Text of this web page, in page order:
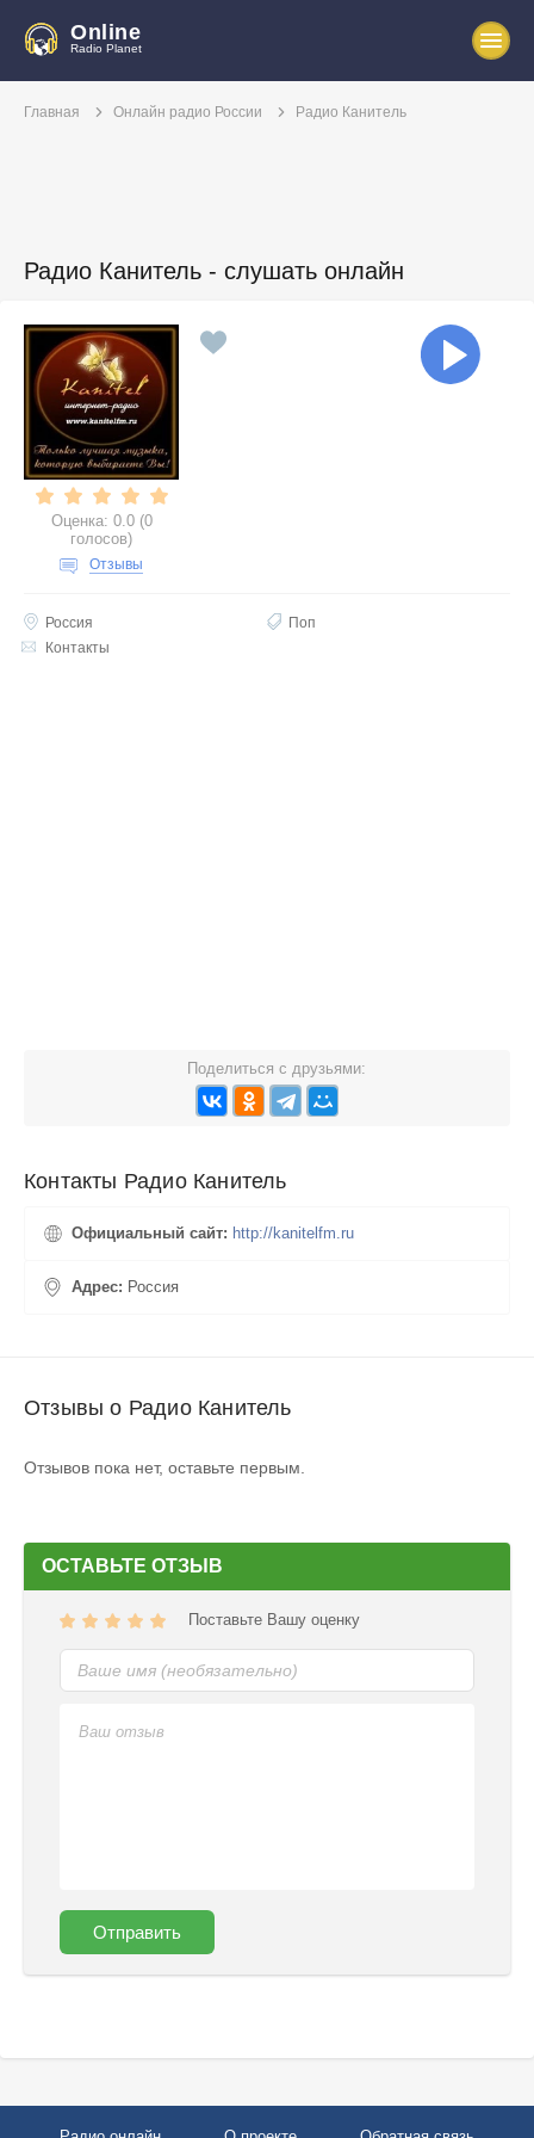
Online
Radio Planet
Главная Онлайн радио России Радио Канитель
Радио Канитель - слушать онлайн
Оценка: 0.0 (0
голосов)
Отзывы
Россия
Поп
Контакты
Поделиться с друзьями:
Контакты Радио Канитель
Официальный сайт: http://kanitelfm.ru
Адрес: Россия
Отзывы о Радио Канитель
Отзывов пока нет, оставьте первым.
ОСТАВЬТЕ ОТЗЫВ
Поставьте Вашу оценку
Отправить